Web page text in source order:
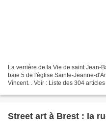
La verrière de la Vie de saint Jean-
baie 5 de l'église Sainte-Jeanne-
Vincent. . Voir : Liste des 304
Street art à Brest : la